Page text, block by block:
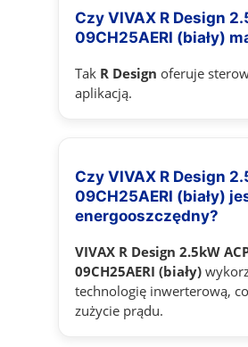
Czy VIVAX R Design
09CH25AERI (biały)
Tak R Design oferuje
aplikacją.
Czy VIVAX R Design
09CH25AERI (biały)
energooszczędny?
VIVAX R Design 2.5kW
09CH25AERI (biały)
technologię inwerterową,
zużycie prądu.